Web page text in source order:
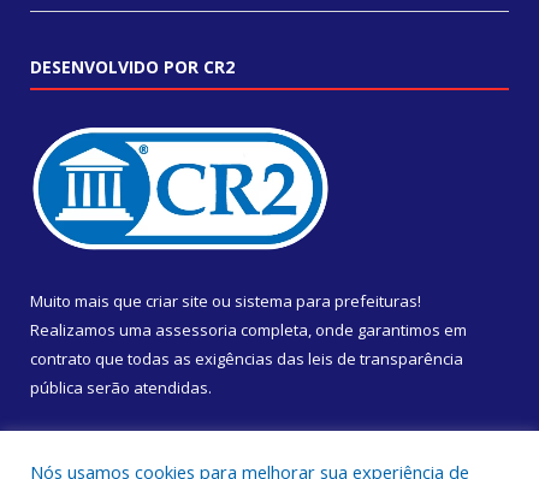
DESENVOLVIDO POR CR2
Muito mais que criar site ou sistema para prefeituras!
Realizamos uma assessoria completa, onde garantimos em
contrato que todas as exigências das leis de transparência
pública serão atendidas.
Nós usamos cookies para melhorar sua experiência de